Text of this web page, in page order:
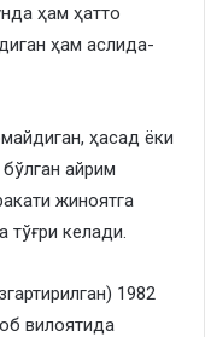
ҳам ҳатто
ҳам аслида-
ҳасад ёки
айрим
жиноятга
тўғри келади.
1982
вилоятида